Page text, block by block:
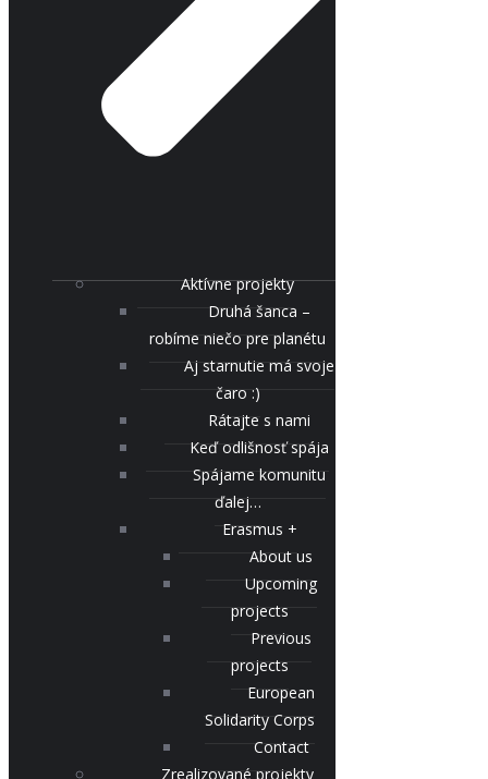
Aktívne projekty
Druhá šanca –
robíme niečo pre planétu
Aj starnutie má svoje
čaro :)
Rátajte s nami
Keď odlišnosť spája
Spájame komunitu
ďalej…
Erasmus +
About us
Upcoming
projects
Previous
projects
European
Solidarity Corps
Contact
Zrealizované projekty